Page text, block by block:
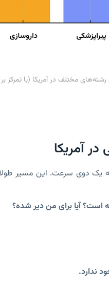
مختلف در آمریکا (با تمرکز بر
آمریکا
یک دوی سرعت. این مسیر
است؟ آیا برای من دیر شده؟
ندارد.